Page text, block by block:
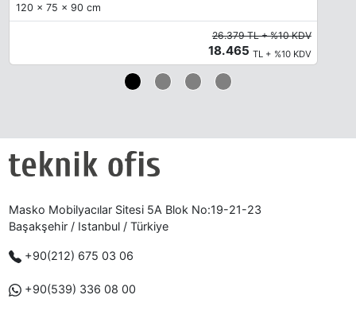
120 x 75 x 90 cm
26.379 TL + %10 KDV
18.465 TL + %10 KDV
Masko Mobilyacılar Sitesi 5A Blok No:19-21-23
Başakşehir / Istanbul / Türkiye
+90(212) 675 03 06
+90(539) 336 08 00